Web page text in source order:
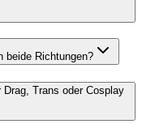
beide Richtungen?
Trans oder Cosplay